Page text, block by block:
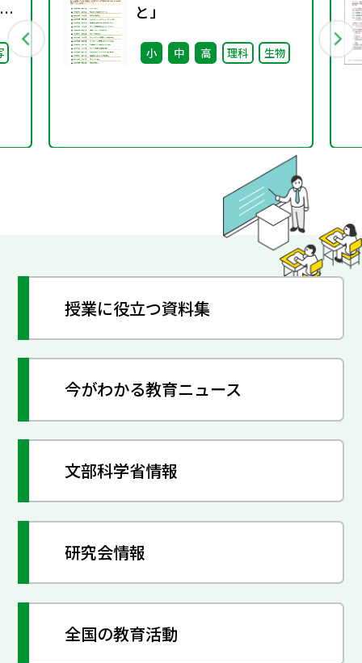
と」
小 中 高 理科 生物
授業に役立つ資料集
今がわかる教育ニュース
文部科学省情報
研究会情報
全国の教育活動